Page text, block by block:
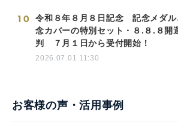
10
令和８年８月８日記念 記念メダル
念カバーの特別セット・８.８.８開
判 ７月１日から受付開始！
2026.07.01 11:30
お客様の声・活用事例